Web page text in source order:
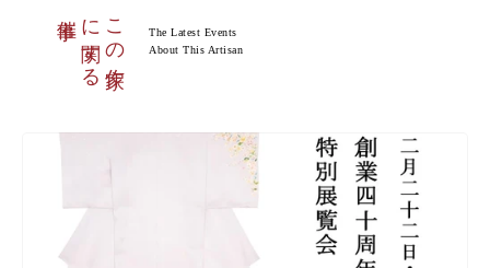
この作家
に関する
The Latest Events
About This Artisan